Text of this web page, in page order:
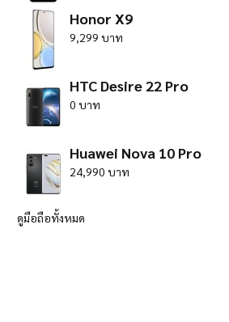
Honor X9
9,299 บาท
HTC Desire 22 Pro
0 บาท
Huawei Nova 10 Pro
24,990 บาท
ดูมือถือทั้งหมด